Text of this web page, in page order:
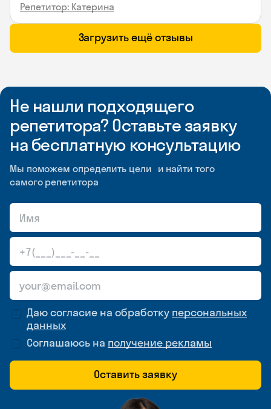
Репетитор: Катерина
Загрузить ещё отзывы
Не нашли подходящего
репетитора? Оставьте заявку
на бесплатную консультацию
Мы поможем определить цели и найти того
самого репетитора
Даю согласие на обработку персональных
данных
Соглашаюсь на получение рекламы
Оставить заявку